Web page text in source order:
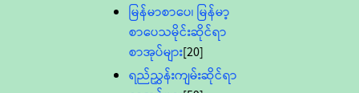
မြန်မာစာပေ၊ မြန်မာ့
စာပေသမိုင်းဆိုင်ရာ
စာအုပ်များ[20]
ရည်ညွှန်းကျမ်းဆိုင်ရာ